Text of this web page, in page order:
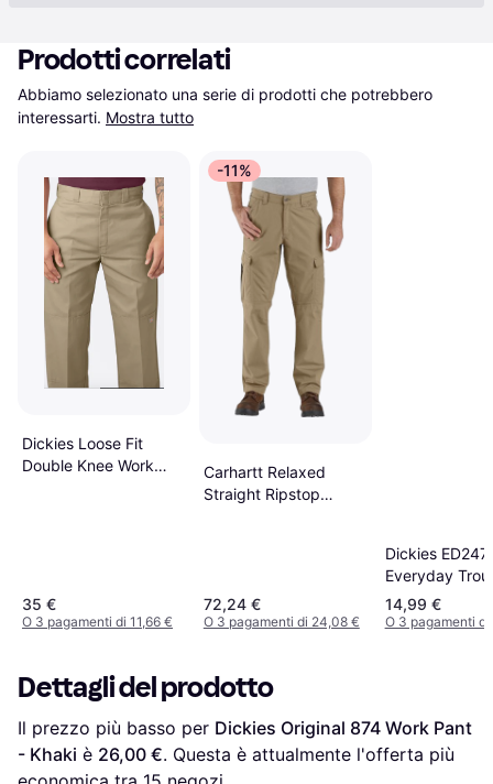
Prodotti correlati
Abbiamo selezionato una serie di prodotti che potrebbero
interessarti. Mostra tutto
Dickies Loose Fit
Double Knee Work
35 €
O 3 pagamenti di 11,66 €
-11%
Carhartt Relaxed
Straight Ripstop
72,24 €
O 3 pagamenti di 24,08 €
Dickies ED247
Everyday
14,99 €
O 3 pagamenti
Dettagli del prodotto
Il prezzo più basso per Dickies Original 874 Work Pant
- Khaki è 26,00 €. Questa è attualmente l'offerta più